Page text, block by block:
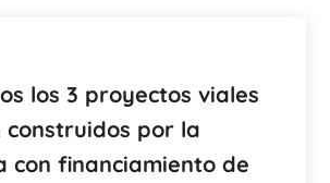
los 3 proyectos viales
construidos por la
con financiamiento de